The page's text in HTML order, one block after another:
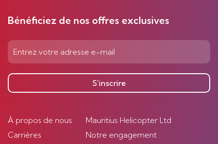
Bénéficiez de nos offres exclusives
S’inscrire
À propos de nous
Carrières
Mauritius Helicopter Ltd
Notre engagement